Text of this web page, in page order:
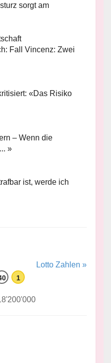
sorgt am
Fall Vincenz: Zwei
«Das Risiko
– Wenn die
»
ist, werde ich
Lotto Zahlen »
1